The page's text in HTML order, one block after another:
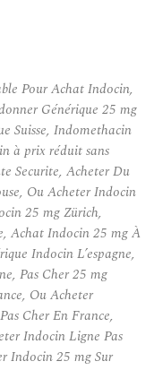
Pour Achat Indocin,
Générique 25 mg
Suisse, Indomethacin
à prix réduit sans
Securite, Acheter Du
Ou Acheter Indocin
25 mg Zürich,
Achat Indocin 25 mg À
Indocin L’espagne,
Pas Cher 25 mg
Ou Acheter
Cher En France,
Indocin Ligne Pas
Indocin 25 mg Sur